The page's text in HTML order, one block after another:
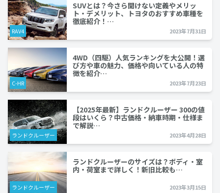
RAV4
SUVとは？今さら聞けない定義やメリッ
ト・デメリット、トヨタのおすすめ車種を
徹底紹介！…
2023年7月31日
C-HR
4WD（四駆）人気ランキングを大公開！選
び方や車の魅力、価格や向いている人の特
徴を紹介…
2023年7月23日
ランドクルーザー
【2025年最新】ランドクルーザー 300の値
段はいくら？中古価格・納車時期・仕様ま
で解説…
2023年4月28日
ランドクルーザー
ランドクルーザーのサイズは？ボディ・室
内・荷室まで詳しく！新旧比較も…
2023年3月15日